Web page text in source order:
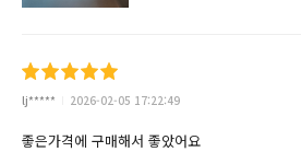
lj***** 2026-02-05 17:22:49
좋은가격에 구매해서 좋았어요